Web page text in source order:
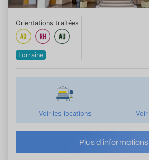
Orientations traitées
Lorraine
Voir les locations
Plus d'informations